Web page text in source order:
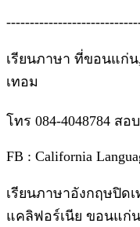
เรียนภาษา ที่ขอนแก่
เทอม
โทร 084-4048784 ส
FB : California
เรียนภาษาอังกฤษปิด
แคลิฟอร์เนีย ขอนแก่น